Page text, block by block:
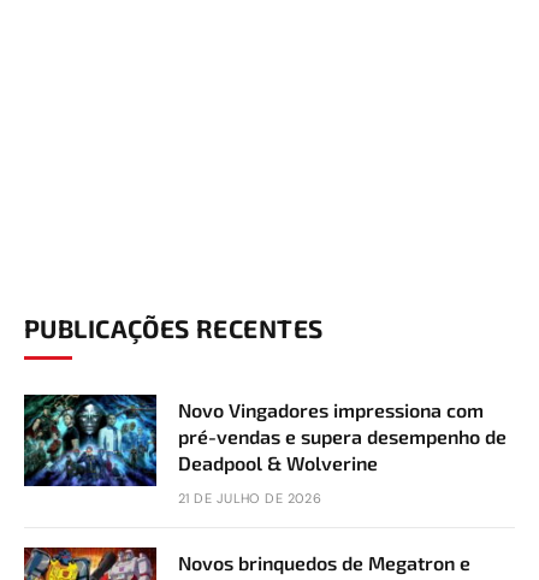
PUBLICAÇÕES RECENTES
Novo Vingadores impressiona com
pré-vendas e supera desempenho de
Deadpool & Wolverine
21 DE JULHO DE 2026
Novos brinquedos de Megatron e